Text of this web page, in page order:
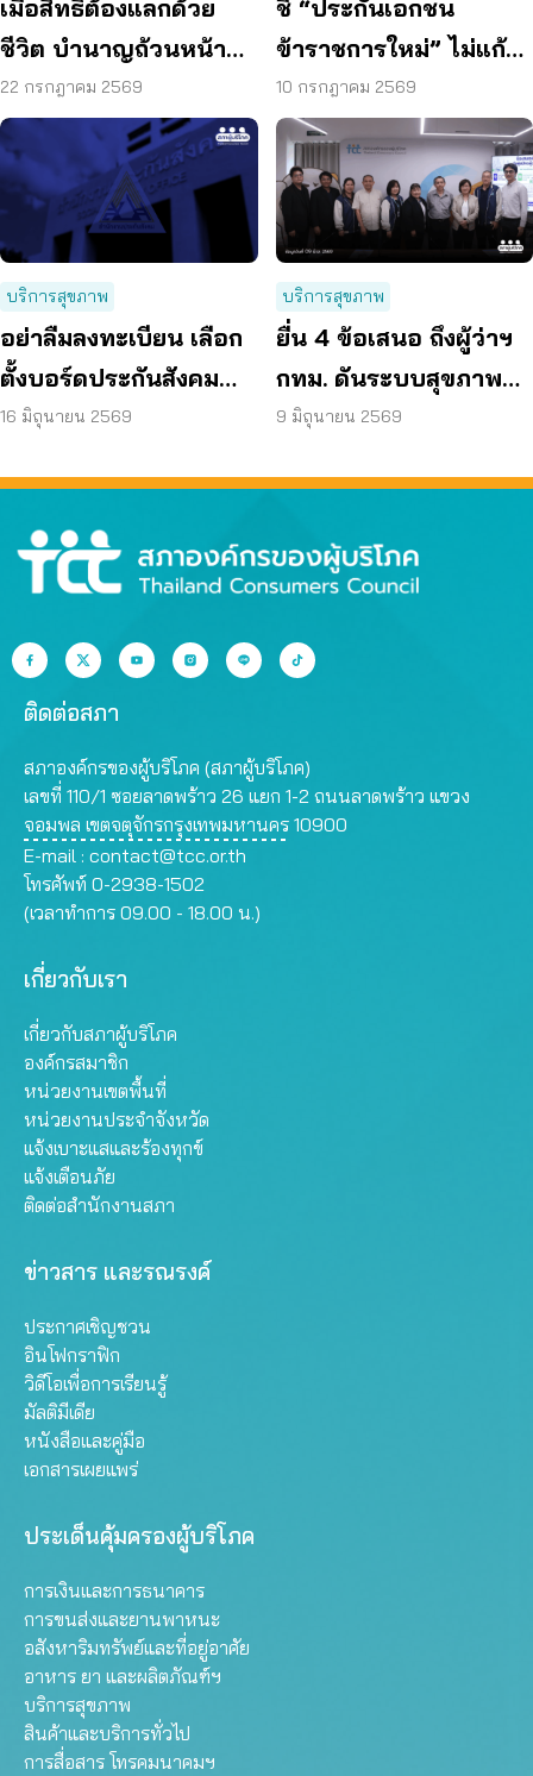
เมื่อสิทธิต้องแลกด้วย
ชีวิต บำนาญถ้วนหน้า
คือคำตอบของสังคมสูง
วัย
22 กรกฎาคม 2569
ชี้ “ประกันเอกชน
ข้าราชการใหม่” ไม่แก้
ปัญหางบฯ ระยะยาว
เสนอรวมกองทุนสุขภาพ
10 กรกฎาคม 2569
บริการสุขภาพ
อย่าลืมลงทะเบียน เลือก
ตั้งบอร์ดประกันสังคม
ก่อน 15 ก.ค. แล้วเตรียม
16 มิถุนายน 2569
บริการสุขภาพ
ยื่น 4 ข้อเสนอ ถึงผู้ว่าฯ
กทม. ดันระบบสุขภาพ
คนกรุงไร้รอยต่อ
9 มิถุนายน 2569
ติดต่อสภา
สภาองค์กรของผู้บริโภค (สภาผู้บริโภค)
เลขที่ 110/1 ซอยลาดพร้าว 26 แยก 1-2 ถนนลาดพร้าว แขวง
จอมพล เขตจตุจักรกรุงเทพมหานคร 10900
E-mail : contact@tcc.or.th
โทรศัพท์ 0-2938-1502
(เวลาทำการ 09.00 - 18.00 น.)
เกี่ยวกับเรา
เกี่ยวกับสภาผู้บริโภค
องค์กรสมาชิก
หน่วยงานเขตพื้นที่
หน่วยงานประจำจังหวัด
แจ้งเบาะแสและร้องทุกข์
แจ้งเตือนภัย
ติดต่อสำนักงานสภา
ข่าวสาร และรณรงค์
ประกาศเชิญชวน
อินโฟกราฟิก
วิดีโอเพื่อการเรียนรู้
มัลติมีเดีย
หนังสือและคู่มือ
เอกสารเผยแพร่
ประเด็นคุ้มครองผู้บริโภค
การเงินและการธนาคาร
การขนส่งและยานพาหนะ
อสังหาริมทรัพย์และที่อยู่อาศัย
อาหาร ยา และผลิตภัณฑ์ฯ
บริการสุขภาพ
สินค้าและบริการทั่วไป
การสื่อสาร โทรคมนาคมฯ